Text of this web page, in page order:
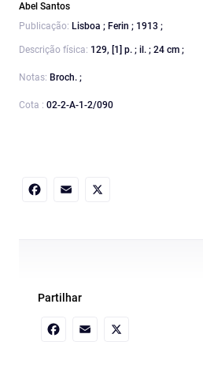
Abel Santos
Publicação: Lisboa ; Ferin ; 1913 ;
Descrição física: 129, [1] p. ; il. ; 24 cm ;
Notas: Broch. ;
Cota : 02-2-A-1-2/090
Partilhar